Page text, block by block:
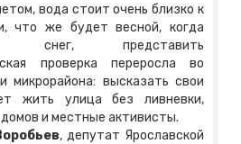
вода стоит очень близко к
что же будет весной, когда
снег, представить
проверка переросла во
микрорайона: высказать свои
жить улица без ливневки,
и местные активисты.
, депутат Ярославской